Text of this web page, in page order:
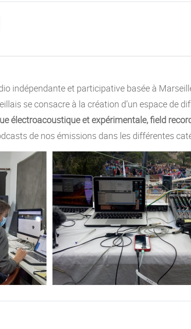
indépendante et participative basée à
se consacre à la création d’un espace de
électroacoustique et expérimentale, field
de nos émissions dans les différentes